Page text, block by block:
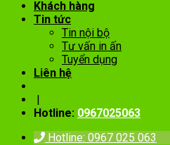
Khách hàng
Tin tức
Tin nội bộ
Tư vấn in ấn
Tuyển dụng
Liên hệ
|
Hotline: 0967025063
Hotline: 0967 025 063